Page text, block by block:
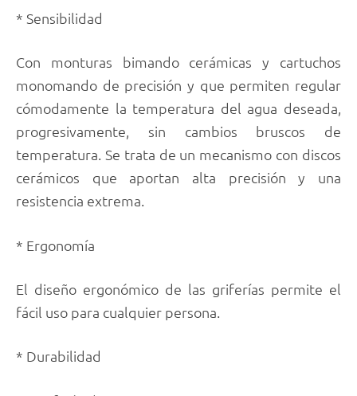
* Sensibilidad
Con monturas bimando cerámicas y cartuchos
monomando de precisión y que permiten regular
cómodamente la temperatura del agua deseada,
progresivamente, sin cambios bruscos de
temperatura. Se trata de un mecanismo con discos
cerámicos que aportan alta precisión y una
resistencia extrema.
* Ergonomía
El diseño ergonómico de las griferías permite el
fácil uso para cualquier persona.
* Durabilidad